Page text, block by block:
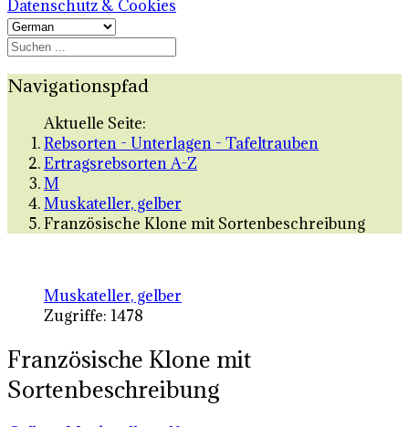
Datenschutz & Cookies
Navigationspfad
Aktuelle Seite:
Rebsorten - Unterlagen - Tafeltrauben
Ertragsrebsorten A-Z
M
Muskateller, gelber
Französische Klone mit Sortenbeschreibung
Muskateller, gelber
Zugriffe: 1478
Französische Klone mit
Sortenbeschreibung